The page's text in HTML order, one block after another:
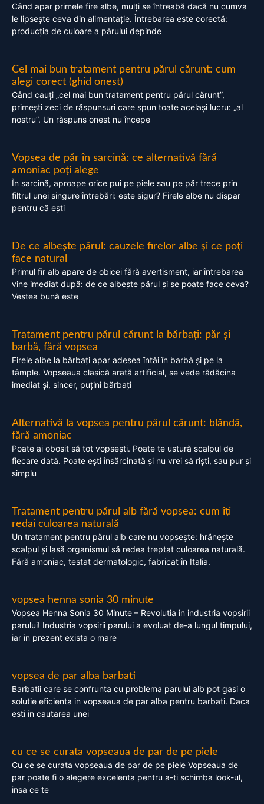
Când apar primele fire albe, mulți se întreabă dacă nu cumva
le lipsește ceva din alimentație. Întrebarea este corectă:
producția de culoare a părului depinde
Cel mai bun tratament pentru părul cărunt: cum
alegi corect (ghid onest)
Când cauți „cel mai bun tratament pentru părul cărunt”,
primești zeci de răspunsuri care spun toate același lucru: „al
nostru”. Un răspuns onest nu începe
Vopsea de păr în sarcină: ce alternativă fără
amoniac poți alege
În sarcină, aproape orice pui pe piele sau pe păr trece prin
filtrul unei singure întrebări: este sigur? Firele albe nu dispar
pentru că ești
De ce albește părul: cauzele firelor albe și ce poți
face natural
Primul fir alb apare de obicei fără avertisment, iar întrebarea
vine imediat după: de ce albește părul și se poate face ceva?
Vestea bună este
Tratament pentru părul cărunt la bărbați: păr și
barbă, fără vopsea
Firele albe la bărbați apar adesea întâi în barbă și pe la
tâmple. Vopseaua clasică arată artificial, se vede rădăcina
imediat și, sincer, puțini bărbați
Alternativă la vopsea pentru părul cărunt: blândă,
fără amoniac
Poate ai obosit să tot vopsești. Poate te ustură scalpul de
fiecare dată. Poate ești însărcinată și nu vrei să riști, sau pur și
simplu
Tratament pentru părul alb fără vopsea: cum îți
redai culoarea naturală
Un tratament pentru părul alb care nu vopsește: hrănește
scalpul și lasă organismul să redea treptat culoarea naturală.
Fără amoniac, testat dermatologic, fabricat în Italia.
vopsea henna sonia 30 minute
Vopsea Henna Sonia 30 Minute – Revolutia in industria vopsirii
parului! Industria vopsirii parului a evoluat de-a lungul timpului,
iar in prezent exista o mare
vopsea de par alba barbati
Barbatii care se confrunta cu problema parului alb pot gasi o
solutie eficienta in vopseaua de par alba pentru barbati. Daca
esti in cautarea unei
cu ce se curata vopseaua de par de pe piele
Cu ce se curata vopseaua de par de pe piele Vopseaua de
par poate fi o alegere excelenta pentru a-ti schimba look-ul,
insa ce te